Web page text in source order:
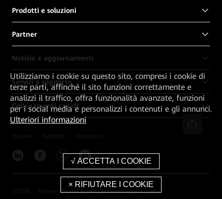
Prodotti e soluzioni
Partner
Notizie e aggiornamenti
Servizi e supporto
Collegamenti rapidi
Huawei Digital Power Technologies Co., Ltd.
Utilizziamo i cookie su questo sito, compresi i cookie di
terze parti, affinché il sito funzioni correttamente e
analizzi il traffico, offra funzionalità avanzate, funzioni
per i social media e personalizzi i contenuti e gli annunci.
Ulteriori informazioni